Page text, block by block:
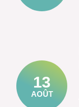
13
AOÛT